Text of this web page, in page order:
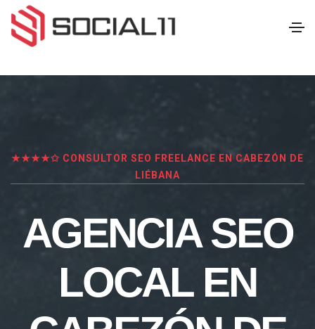
★★★★✩ CONSULTOR SEO FREELANCE EN CABEZÓN DE
LIÉBANA
AGENCIA SEO
LOCAL EN